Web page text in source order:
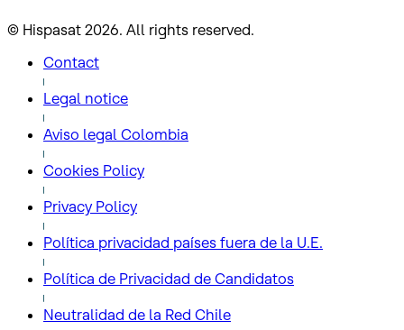
© Hispasat 2026. All rights reserved.
Contact
Legal notice
Aviso legal Colombia
Cookies Policy
Privacy Policy
Política privacidad países fuera de la U.E.
Política de Privacidad de Candidatos
Neutralidad de la Red Chile